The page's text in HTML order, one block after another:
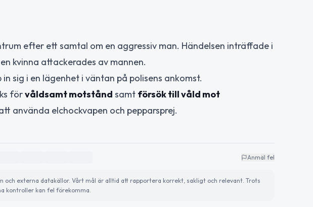
efter ett samtal om en aggressiv man. Händelsen inträffade i
kvinna attackerades av mannen.
sig i en lägenhet i väntan på polisens ankomst.
förvåldsamt motstånd samt försök till våld mot
använda elchockvapen och pepparsprej.
Anmäl fel
externa datakällor. Vårt mål är alltid att rapportera korrekt, sakligt och relevant. Trots
kontroller kan fel förekomma.